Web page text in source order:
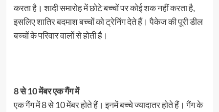
करता है। शादी समारोह में छोटे बच्चों पर कोई शक नहीं करता है,
इसलिए शातिर बदमाश बच्चों को ट्रेनिंग देते हैं। पैकेज की पूरी डील
बच्चों के परिवार वालों से होती है।
8 से 10 मेंबर एक गैंग में
एक गैंग में 8 से 10 मेंबर होते हैं। इनमें बच्चे ज्यादातर होते हैं। गैंग के